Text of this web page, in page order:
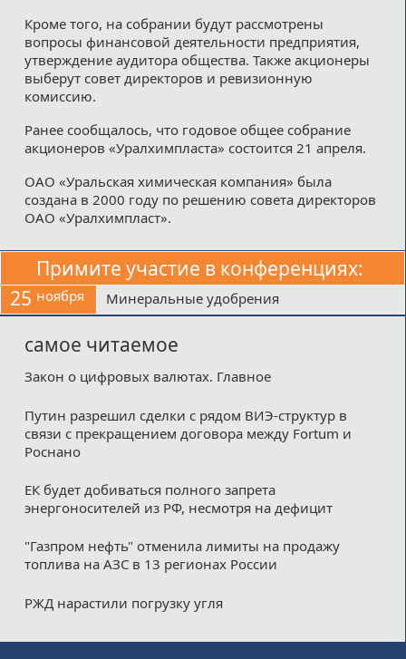
Кроме того, на собрании будут рассмотрены
вопросы финансовой деятельности предприятия,
утверждение аудитора общества. Также акционеры
выберут совет директоров и ревизионную
комиссию.
Ранее сообщалось, что годовое общее собрание
акционеров «Уралхимпласта» состоится 21 апреля.
ОАО «Уральская химическая компания» была
создана в 2000 году по решению совета директоров
ОАО «Уралхимпласт».
Примите участие в конференциях:
25 ноября Минеральные удобрения
самое читаемое
Закон о цифровых валютах. Главное
Путин разрешил сделки с рядом ВИЭ-структур в
связи с прекращением договора между Fortum и
Роснано
ЕК будет добиваться полного запрета
энергоносителей из РФ, несмотря на дефицит
"Газпром нефть" отменила лимиты на продажу
топлива на АЗС в 13 регионах России
РЖД нарастили погрузку угля